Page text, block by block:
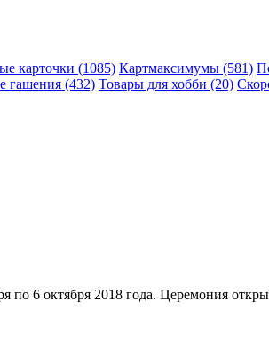
карточки (1085) Картмаксимумы (581)
гашения (432) Товары для хобби (20)
6 октября 2018 года. Церемония